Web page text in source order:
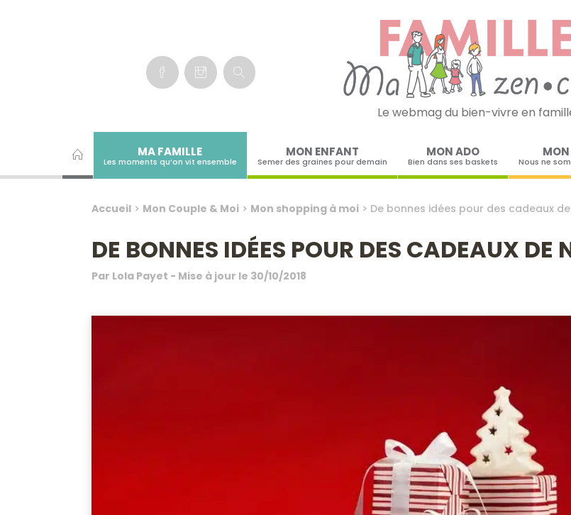
Le webmag du bien-vivre en
MA FAMILLE
Les moments qu’on vit ensemble
MON ENFANT
Semer des graines pour demain
MON ADO
Bien dans ses baskets Nous ne
Accueil> Mon Couple & Moi> Mon shopping à moi> De bonnes idées pour des cadeaux
DE BONNES IDÉES POUR DES CADEAUX DE
Par Lola Payet - Mise à jour le 30/10/2018